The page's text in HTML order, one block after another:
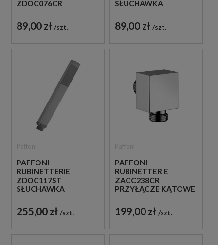
ZDOC076CR
PRYSZNICOWA
CHROM
89,00 zł szt.
SŁUCHAWKA
CHROM
89,00 zł szt.
PAFFONI
RUBINETTERIE
ZDOC117ST
SŁUCHAWKA
SZCZOTKOWANA
255,00 zł szt.
PAFFONI
RUBINETTERIE
ZACC238CR
PRZYŁĄCZE KĄTOWE
199,00 zł szt.